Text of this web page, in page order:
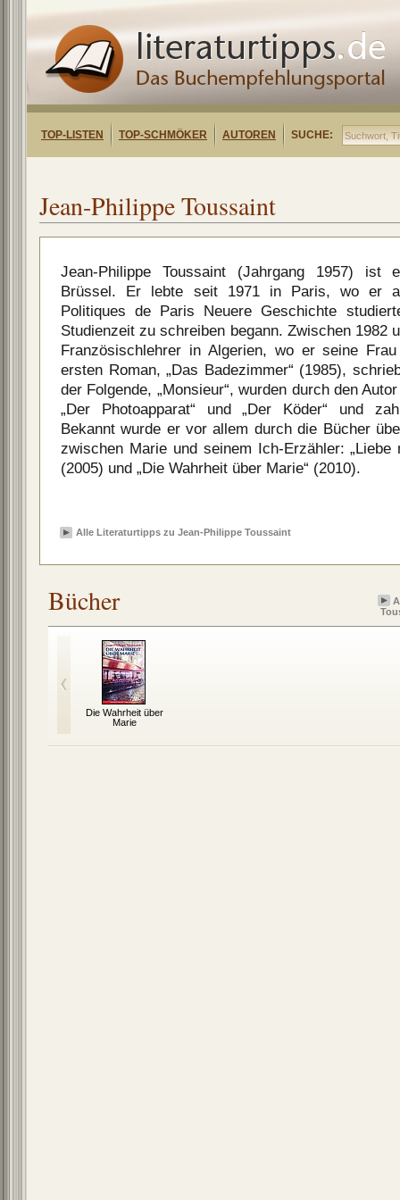
TOP-LISTEN TOP-SCHMÖKER AUTOREN SUCHE:
Jean-Philippe Toussaint
Jean-Philippe Toussaint (Jahrgang 1957) ist
Brüssel. Er lebte seit 1971 in Paris, wo er
Politiques de Paris Neuere Geschichte
Studienzeit zu schreiben begann. Zwischen 1982
Französischlehrer in Algerien, wo er seine
ersten Roman, „Das Badezimmer“ (1985),
der Folgende, „Monsieur“, wurden durch den
„Der Photoapparat“ und „Der Köder“ und
Bekannt wurde er vor allem durch die Bücher
zwischen Marie und seinem Ich-Erzähler: „Liebe
(2005) und „Die Wahrheit über Marie“ (2010).
Alle Literaturtipps zu Jean-Philippe Toussaint
Bücher
Die Wahrheit über
Marie